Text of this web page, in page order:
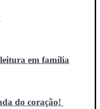
em família
do coração!